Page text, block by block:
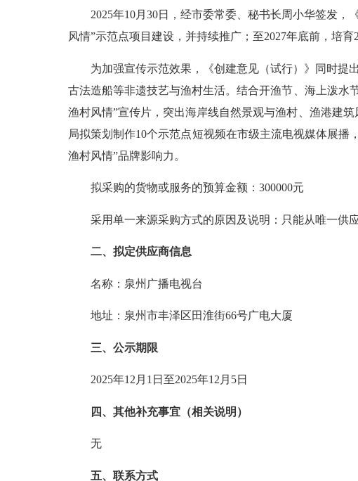
2025年10月30日，经市委常委、秘书长周小华签发，《
风情”示范点项目建设，并持续推广；至2027年底前，培育
为加强宣传示范效果，《创建意见（试行）》同时提出
古法造船等非遗技艺与渔村生活。结合开渔节、海上泼水
渔村风情”宣传片，突出海岸线自然景观与渔村、渔港建
局拟策划制作10个示范点短视频在市级主流电视媒体展播
渔村风情”品牌影响力。
拟采购的货物或服务的预算金额：300000元
采用单一来源采购方式的原因及说明：只能从唯一供
二、拟定供应商信息
名称：泉州广播电视台
地址：泉州市丰泽区田淮街66号广电大厦
三、公示期限
2025年12月1日至2025年12月5日
四、其他补充事宜（相关说明）
无
五、联系方式